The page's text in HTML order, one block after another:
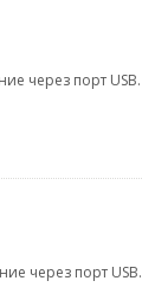
через порт USB.
через порт USB.